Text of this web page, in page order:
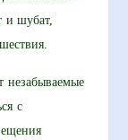
и шубат,
незабываемые
с